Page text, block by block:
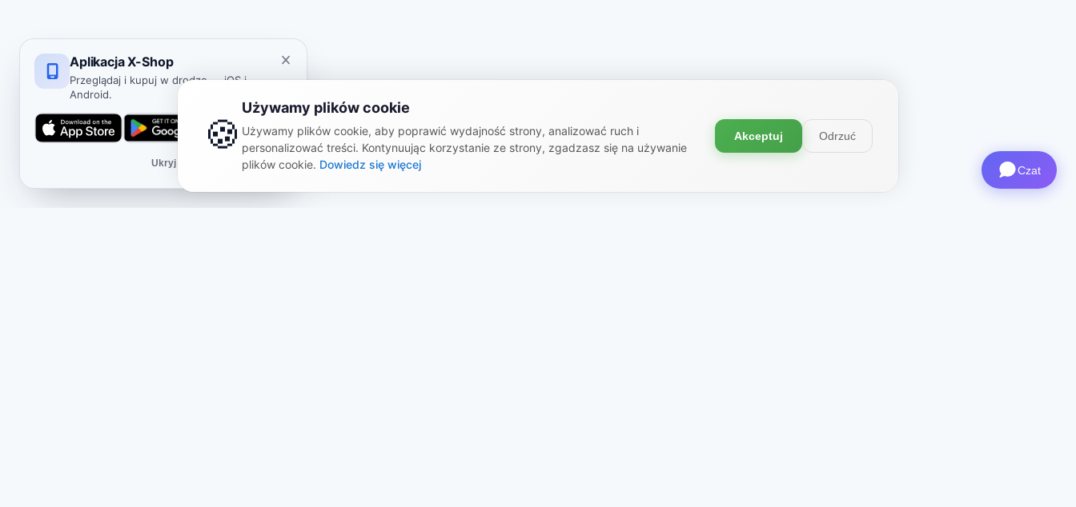
Czat
Aplikacja X-Shop
Przeglądaj i kupuj w drodze — iOS i
Android.
Ukryj
🍪
Używamy plików cookie
Używamy plików cookie, aby poprawić wydajność strony, analizować ruch i
personalizować treści. Kontynuując korzystanie ze strony, zgadzasz się na używanie
plików cookie. Dowiedz się więcej
Akceptuj Odrzuć